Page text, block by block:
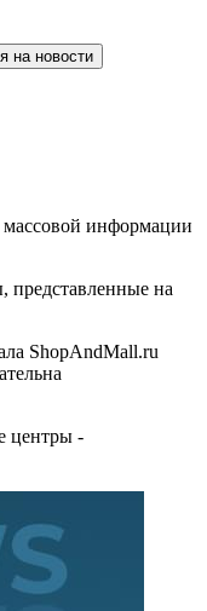
на новости
массовой информации
представленные на
ShopAndMall.ru
центры -